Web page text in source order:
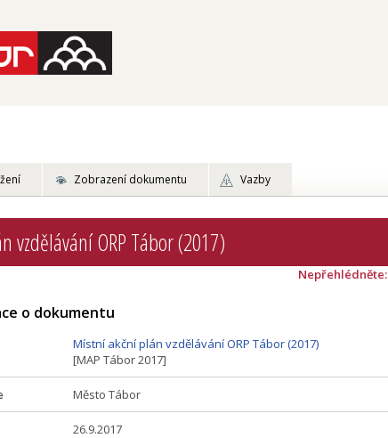
Zobrazení dokumentu Vazby
vzdělávání ORP Tábor (2017)
Nepřehlédněte:
o dokumentu
Místní akční plán vzdělávání ORP Tábor (2017)
[MAP Tábor 2017]
Město Tábor
26.9.2017